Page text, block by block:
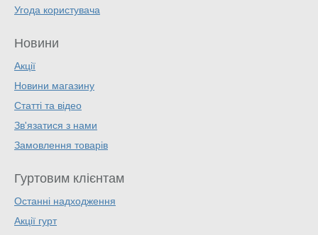
Угода користувача
Новини
Акції
Новини магазину
Статті та відео
Зв'язатися з нами
Замовлення товарів
Гуртовим клієнтам
Останні надходження
Акції гурт